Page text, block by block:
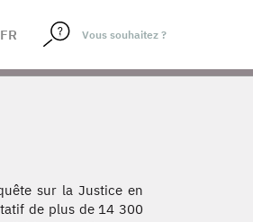
FR
sur la Justice en
de plus de 14 300